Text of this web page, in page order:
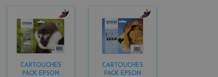
CARTOUCHES
PACK EPSON
b
l
a
c
k
+
CARTOUCHES
PACK EPSON
b
l
a
c
k
+